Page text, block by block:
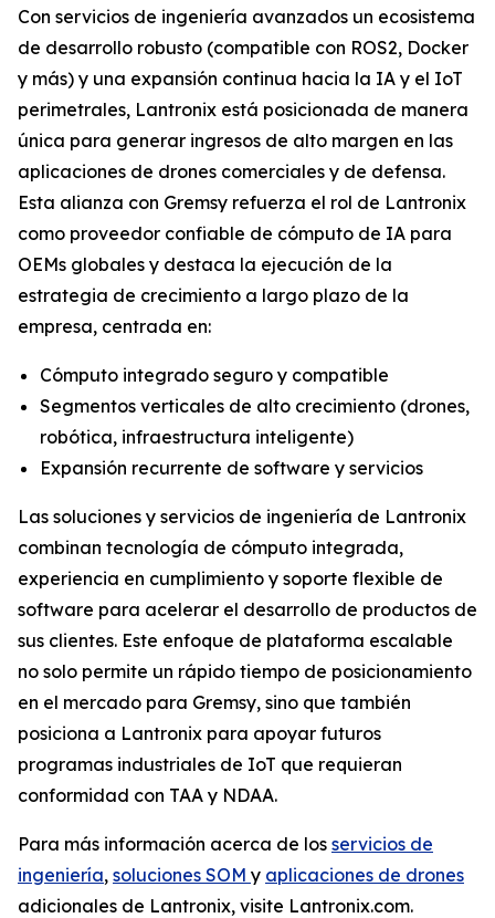
Con servicios de ingeniería avanzados un ecosistema
de desarrollo robusto (compatible con ROS2, Docker
y más) y una expansión continua hacia la IA y el IoT
perimetrales, Lantronix está posicionada de manera
única para generar ingresos de alto margen en las
aplicaciones de drones comerciales y de defensa.
Esta alianza con Gremsy refuerza el rol de Lantronix
como proveedor confiable de cómputo de IA para
OEMs globales y destaca la ejecución de la
estrategia de crecimiento a largo plazo de la
empresa, centrada en:
Cómputo integrado seguro y compatible
Segmentos verticales de alto crecimiento (drones,
robótica, infraestructura inteligente)
Expansión recurrente de software y servicios
Las soluciones y servicios de ingeniería de Lantronix
combinan tecnología de cómputo integrada,
experiencia en cumplimiento y soporte flexible de
software para acelerar el desarrollo de productos de
sus clientes. Este enfoque de plataforma escalable
no solo permite un rápido tiempo de posicionamiento
en el mercado para Gremsy, sino que también
posiciona a Lantronix para apoyar futuros
programas industriales de IoT que requieran
conformidad con TAA y NDAA.
Para más información acerca de los servicios de
ingeniería, soluciones SOM y aplicaciones de drones
adicionales de Lantronix, visite Lantronix.com.